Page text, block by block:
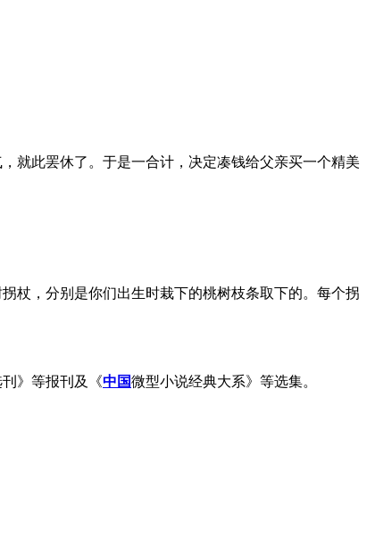
此罢休了。于是一合计，决定凑钱给父亲买一个精美
，分别是你们出生时栽下的桃树枝条取下的。每个拐
刊》等报刊及《中国微型小说经典大系》等选集。